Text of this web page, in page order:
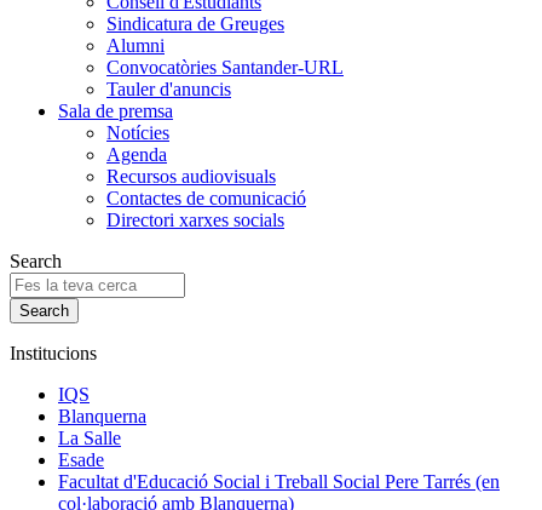
Sindicatura de Greuges
Alumni
Convocatòries Santander-URL
Tauler d'anuncis
Sala de premsa
Notícies
Agenda
Recursos audiovisuals
Contactes de comunicació
Directori xarxes socials
Search
Institucions
IQS
Blanquerna
La Salle
Esade
Facultat d'Educació Social i Treball Social Pere Tarrés (en
col·laboració amb Blanquerna)